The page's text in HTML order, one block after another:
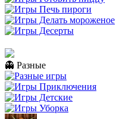
👻 Разные